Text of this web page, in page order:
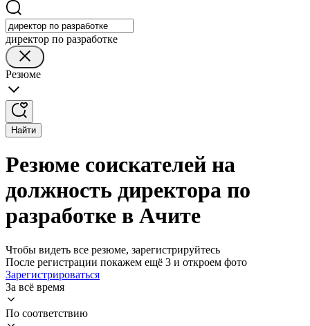
директор по разработке
Резюме
Найти
Резюме соискателей на
должность директора по
разработке в Ачите
Чтобы видеть все резюме, зарегистрируйтесь
После регистрации покажем ещё 3 и откроем фото
Зарегистрироваться
За всё время
По соответствию